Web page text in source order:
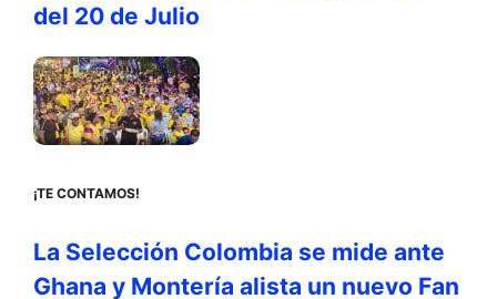
del 20 de Julio
¡TE CONTAMOS!
La Selección Colombia se mide ante
Ghana y Montería alista un nuevo Fan